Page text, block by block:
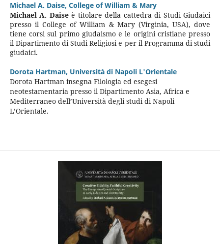
Michael A. Daise, College of William & Mary
Michael A. Daiseè titolare della cattedra di Studi Giudaici
presso il College of William & Mary (Virginia, USA), dove
tiene corsi sul primo giudaismo e le origini cristiane presso
il Dipartimento di Studi Religiosi e per il Programma di studi
giudaici.
Dorota Hartman, Università di Napoli L'Orientale
Dorota Hartman insegna Filologia ed esegesi
neotestamentaria presso il Dipartimento Asia, Africa e
Mediterraneo dell’Università degli studi di Napoli
L’Orientale.